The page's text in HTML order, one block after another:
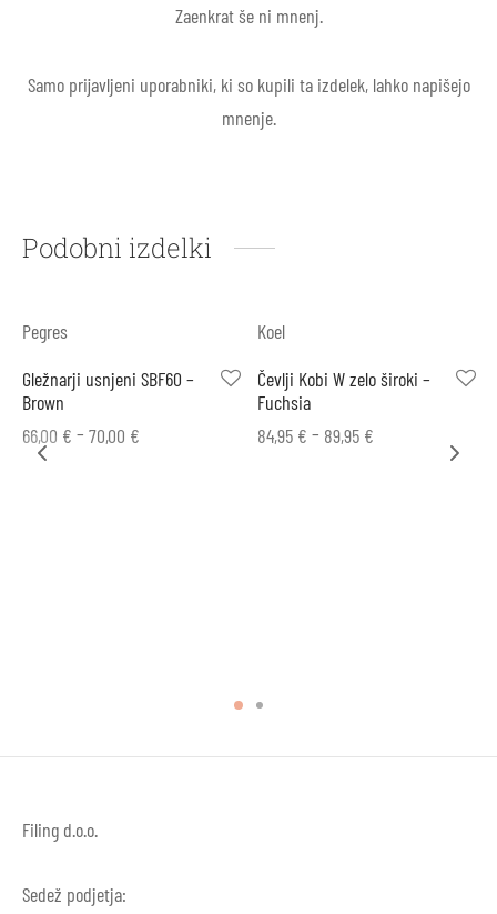
Zaenkrat še ni mnenj.
Samo prijavljeni uporabniki, ki so kupili ta izdelek, lahko napišejo
mnenje.
Podobni izdelki
Pegres
Gležnarji usnjeni SBF60 –
Brown
66,00 € – 70,00 €
Koel
Čevlji Kobi W zelo široki –
Fuchsia
84,95 € – 89,95 €
Filing d.o.o.
Sedež podjetja: